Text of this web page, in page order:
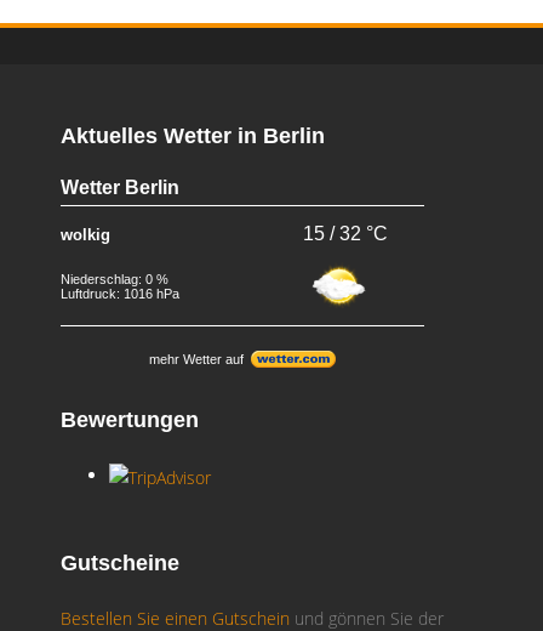
Aktuelles Wetter in Berlin
Wetter Berlin
wolkig 15 / 32 °C
Niederschlag: 0 %
Luftdruck: 1016 hPa
mehr Wetter auf
Bewertungen
Gutscheine
Bestellen Sie einen Gutschein und gönnen Sie der